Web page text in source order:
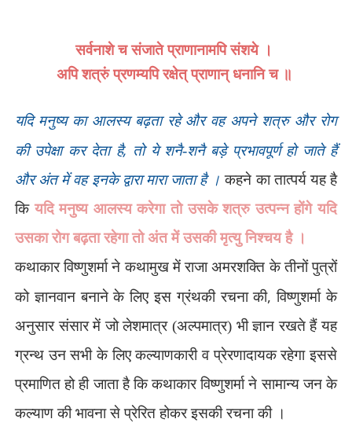
सर्वनाशे च संजाते प्राणानामपि संशये ।
अपि शत्रुं प्रणम्यपि रक्षेत् प्राणान् धनानि च ॥
यदि मनुष्य का आलस्य बढ़ता रहे और वह अपने शत्रु और रोग
की उपेक्षा कर देता है, तो ये शनै-शनै बड़े प्रभावपूर्ण हो जाते हैं
और अंत में वह इनके द्वारा मारा जाता है । कहने का तात्पर्य यह है
कि यदि मनुष्य आलस्य करेगा तो उसके शत्रु उत्पन्न होंगे यदि
उसका रोग बढ़ता रहेगा तो अंत में उसकी मृत्यु निश्चय है ।
कथाकार विष्णुशर्मा ने कथामुख में राजा अमरशक्ति के तीनों पुत्रों
को ज्ञानवान बनाने के लिए इस ग्रंथकी रचना की,विष्णुशर्मा के
अनुसार संसार में जो लेशमात्र (अल्पमात्र) भी ज्ञान रखते हैं यह
ग्रन्थ उन सभी के लिए कल्याणकारी व प्रेरणादायक रहेगा इससे
प्रमाणित हो ही जाता है कि कथाकार विष्णुशर्मा ने सामान्य जन के
कल्याण की भावना से प्रेरित होकर इसकी रचना की ।